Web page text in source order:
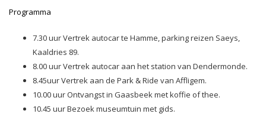
Programma
7.30 uur Vertrek autocar te Hamme, parking reizen Saeys,
Kaaldries 89.
8.00 uur Vertrek autocar aan het station van Dendermonde.
8.45uur Vertrek aan de Park & Ride van Affligem.
10.00 uur Ontvangst in Gaasbeek met koffie of thee.
10.45 uur Bezoek museumtuin met gids.